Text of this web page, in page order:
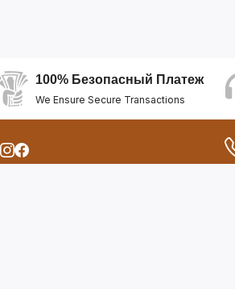
100% Безопасный Платеж
We Ensure Secure Transactions